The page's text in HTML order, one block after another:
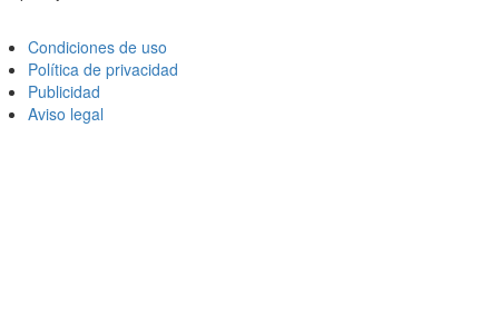
Condiciones de uso
Política de privacidad
Publicidad
Aviso legal